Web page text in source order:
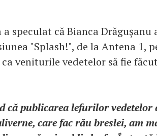
a speculat că Bianca
"Splash!", de la Antena 1,
veniturile vedetelor să fie
că publicarea lefurilor
care fac rău breslei, am